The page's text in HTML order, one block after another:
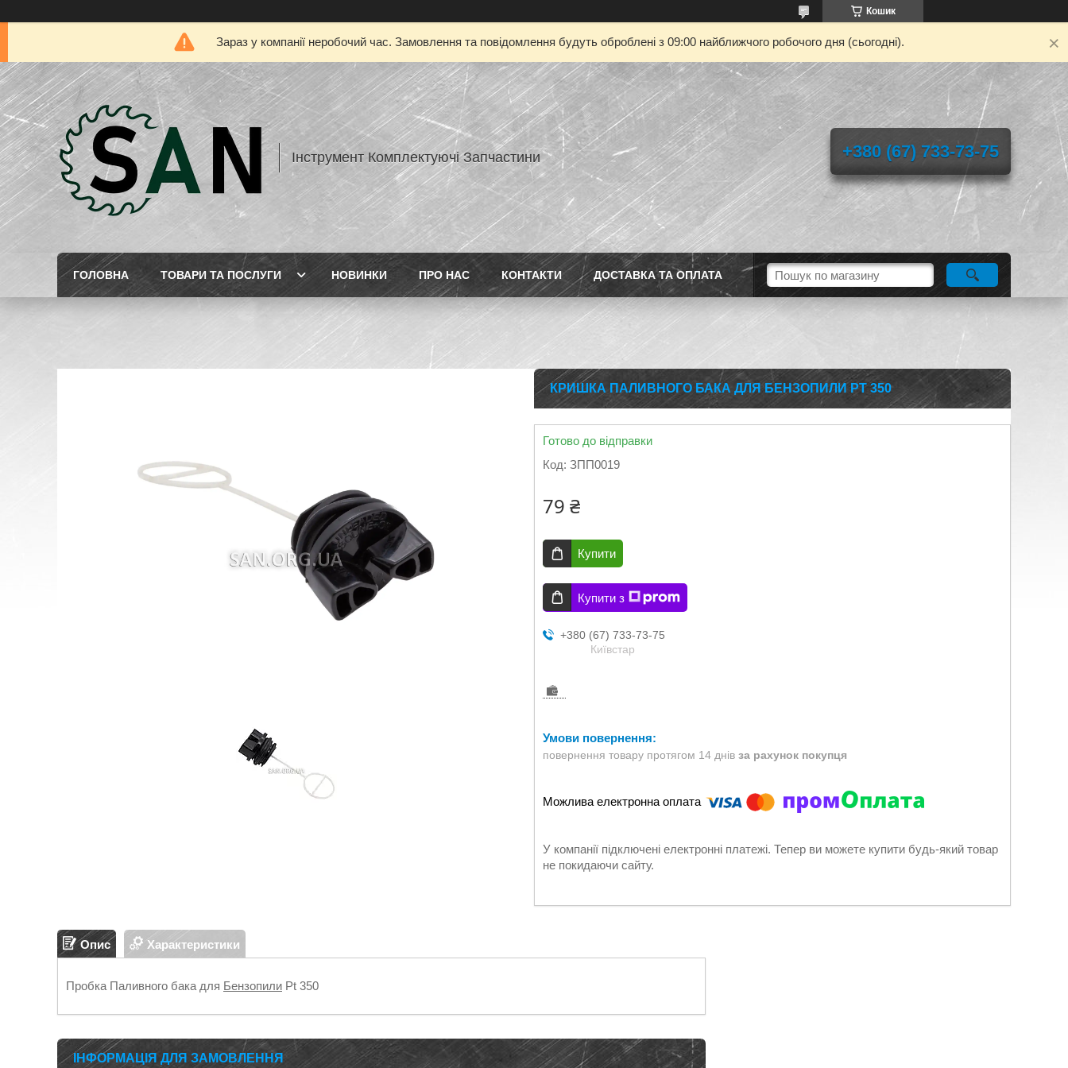
Кошик
Зараз у компанії неробочий час. Замовлення та повідомлення будуть оброблені з 09:00 найближчого робочого дня (сьогодні).
Інструмент Комплектуючі Запчастини +380 (67) 733-73-75
ГОЛОВНА ТОВАРИ ТА ПОСЛУГИ НОВИНКИ ПРО НАС КОНТАКТИ ДОСТАВКА ТА ОПЛАТА
КРИШКА ПАЛИВНОГО БАКА ДЛЯ БЕНЗОПИЛИ PT 350
Готово до відправки
Код: ЗПП0019
79 ₴
Купити
Купити з
+380 (67) 733-73-75
Київстар
повернення товару протягом 14 днів за рахунок покупця
У компанії підключені електронні платежі. Тепер ви можете купити будь-який товар
не покидаючи сайту.
Опис Характеристики
Пробка Паливного бака для Бензопили Pt 350
ІНФОРМАЦІЯ ДЛЯ ЗАМОВЛЕННЯ